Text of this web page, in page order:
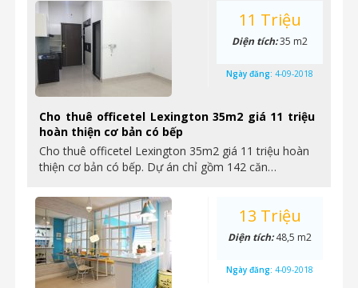
Cho thuê officetel Lexington 35m2 giá 11 triệu
hoàn thiện cơ bản có bếp
Cho thuê officetel Lexington 35m2 giá 11 triệu hoàn
thiện cơ bản có bếp. Dự án chỉ gồm 142 căn…
11 Triệu
Diện tích:35 m2
Ngày đăng: 4-09-2018
13 Triệu
Diện tích:48,5 m2
Ngày đăng: 4-09-2018